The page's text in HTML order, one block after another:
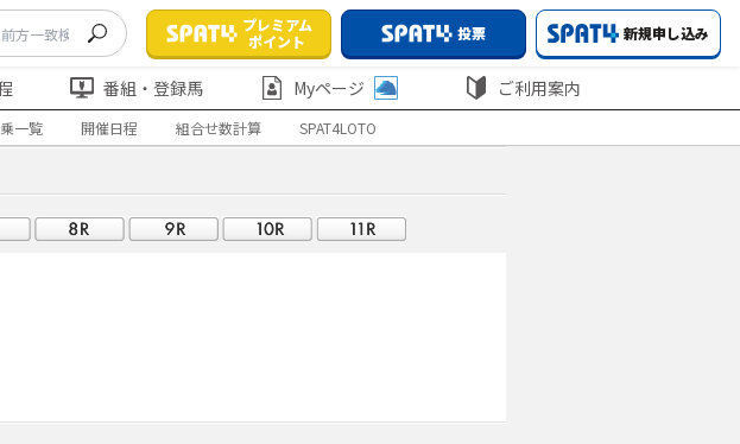
プレミアム
ポイント
投票 新規申し込み
番組・登録馬 Myページ ご利用案内
一覧 開催日程 組合せ数計算 SPAT4LOTO